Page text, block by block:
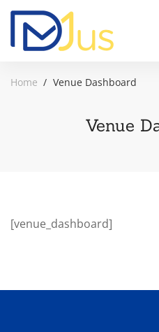
Home Venue Dashboard
Venue
[venue_dashboard]